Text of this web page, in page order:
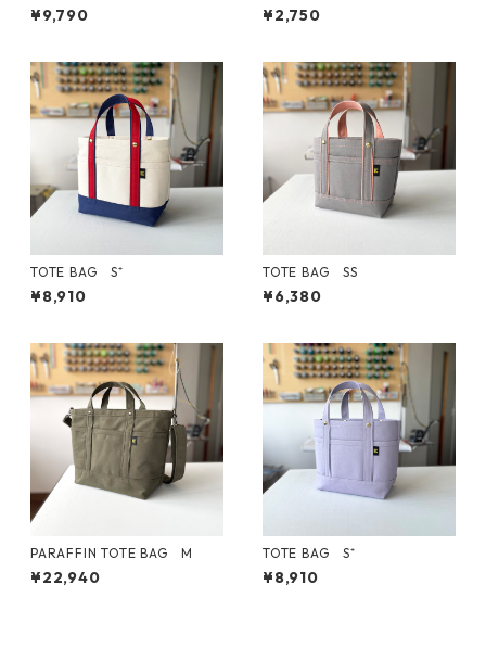
¥9,790 ¥2,750
TOTE BAG S⁺
¥8,910
TOTE BAG SS
¥6,380
PARAFFIN TOTE BAG M
¥22,940
TOTE BAG S⁺
¥8,910